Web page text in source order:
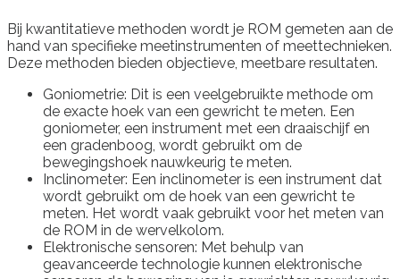
Bij kwantitatieve methoden wordt je ROM gemeten aan de
hand van specifieke meetinstrumenten of meettechnieken.
Deze methoden bieden objectieve, meetbare resultaten.
Goniometrie: Dit is een veelgebruikte methode om
de exacte hoek van een gewricht te meten. Een
goniometer, een instrument met een draaischijf en
een gradenboog, wordt gebruikt om de
bewegingshoek nauwkeurig te meten.
Inclinometer: Een inclinometer is een instrument dat
wordt gebruikt om de hoek van een gewricht te
meten. Het wordt vaak gebruikt voor het meten van
de ROM in de wervelkolom.
Elektronische sensoren: Met behulp van
geavanceerde technologie kunnen elektronische